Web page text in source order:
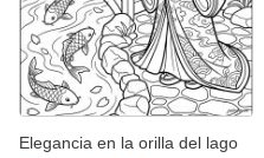
Elegancia en la orilla del lago